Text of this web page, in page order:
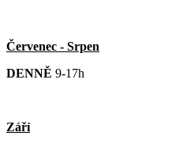
Červenec - Srpen
DENNĚ 9-17h
Září